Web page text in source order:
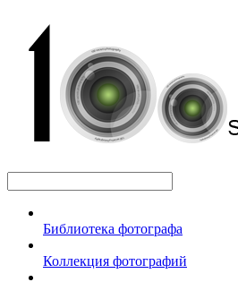
Библиотека фотографа
Коллекция фотографий